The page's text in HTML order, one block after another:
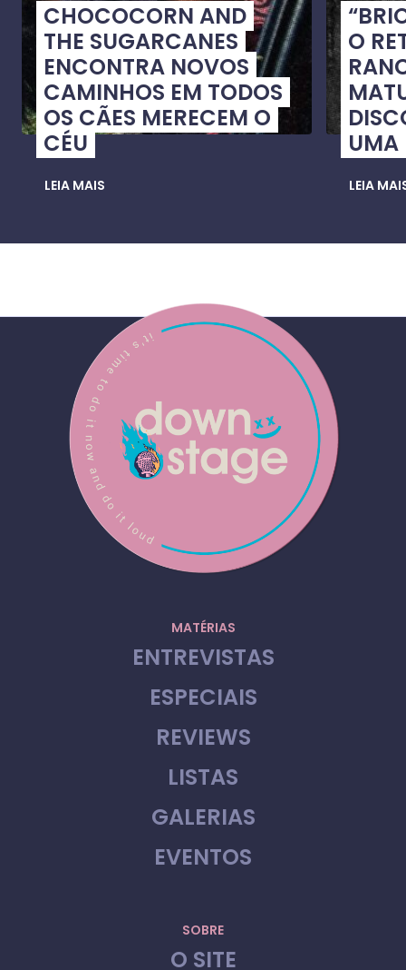
CHOCOCORN AND
THE SUGARCANES
ENCONTRA NOVOS
CAMINHOS EM TODOS
OS CÃES MERECEM O
CÉU
LEIA MAIS
O
UMA
LEIA
MATÉRIAS
ENTREVISTAS
ESPECIAIS
REVIEWS
LISTAS
GALERIAS
EVENTOS
SOBRE
O SITE